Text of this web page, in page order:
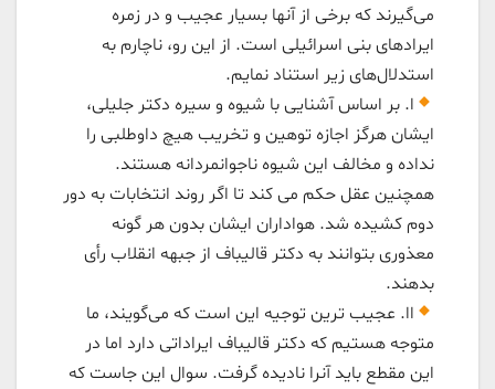
می‌گیرند که برخی از آنها بسیار عجیب و در زمره
ایرادهای بنی اسرائیلی است. از این رو، ناچارم به
استدلال‌های زیر استناد نمایم.
ا. بر اساس آشنایی با شیوه و سیره دکتر جلیلی،
ایشان هرگز اجازه توهین و تخریب هیچ داوطلبی را
نداده و مخالف این شیوه ناجوانمردانه هستند.
همچنین عقل حکم می کند تا اگر روند انتخابات به دور
دوم کشیده شد. هواداران ایشان بدون هر گونه
معذوری بتوانند به دکتر قالیباف از جبهه انقلاب رأی
بدهند.
اا. عجیب ترین توجیه این است که می‌گویند، ما
متوجه هستیم که دکتر قالیباف ایراداتی دارد اما در
این مقطع باید آنرا نادیده گرفت. سوال این جاست که